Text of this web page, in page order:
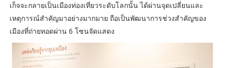
เก็จจะกลายเป็นเมืองท่องเที่ยวระดับโลกนั้น ได้ผ่านจุดเปลี่ยนและ
เหตุการณ์สำคัญมาอย่างมากมาย ถือเป็นพัฒนาการช่วงสำคัญของ
เมืองที่ถ่ายทอดผ่าน 6 โซนจัดแสดง